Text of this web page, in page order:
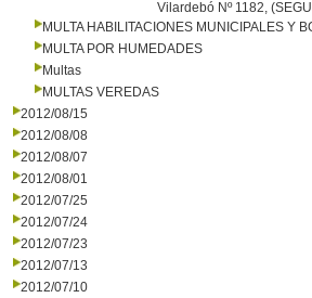
Vilardebó Nº 1182,
MULTA HABILITACIONES MUNICIPALES Y
MULTA POR HUMEDADES
Multas
MULTAS VEREDAS
2012/08/15
2012/08/08
2012/08/07
2012/08/01
2012/07/25
2012/07/24
2012/07/23
2012/07/13
2012/07/10